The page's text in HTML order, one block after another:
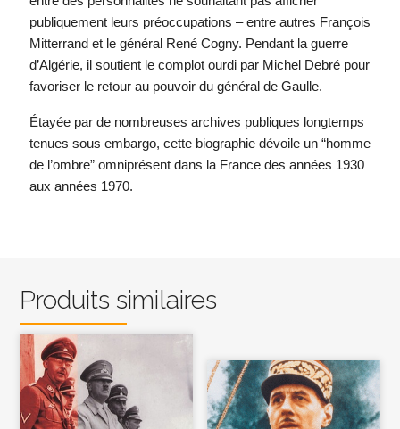
publiquement leurs préoccupations – entre autres François
Mitterrand et le général René Cogny. Pendant la guerre
d’Algérie, il soutient le complot ourdi par Michel Debré pour
favoriser le retour au pouvoir du général de Gaulle.
Étayée par de nombreuses archives publiques longtemps
tenues sous embargo, cette biographie dévoile un “homme
de l’ombre” omniprésent dans la France des années 1930
aux années 1970.
Produits similaires